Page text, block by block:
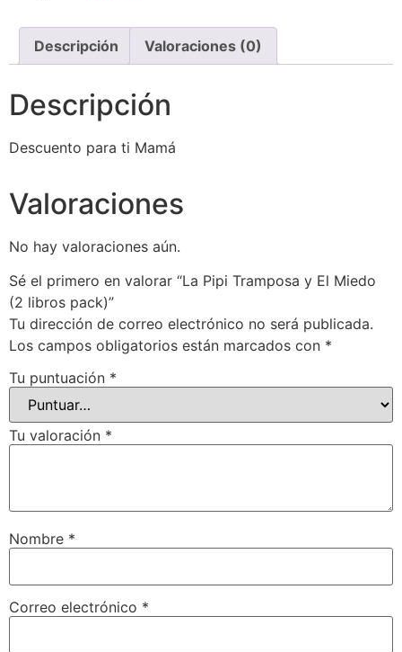
Descripción Valoraciones (0)
Descripción
Descuento para ti Mamá
Valoraciones
No hay valoraciones aún.
Sé el primero en valorar “La Pipi Tramposa y El Miedo
(2 libros pack)”
Tu dirección de correo electrónico no será publicada.
Los campos obligatorios están marcados con *
Tu puntuación *
Tu valoración *
Nombre *
Correo electrónico *